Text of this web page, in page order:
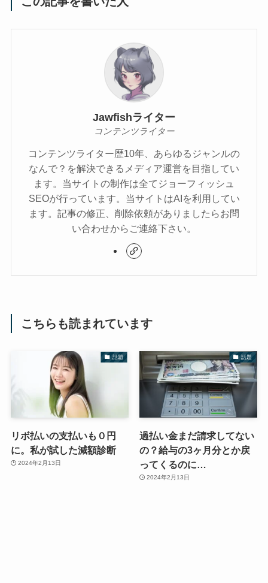
Jawfishライター
コンテンツライター
コンテンツライター歴10年、あらゆるジャンルの
なんで？を解決できるメディア運営を目指してい
ます。当サイトの制作は全てジョーフィッシュ
SEOが行っています。当サイトはAIを利用してい
ます。記事の修正、削除依頼がありましたらお問
い合わせからご連絡下さい。
こちらも読まれています
話題
リボ払いの支払いも０円
に。私が試した減額診断
2024年2月13日
話題
過払い金まだ請求してない
の？給与の3ヶ月分とか戻
ってくるのに…
2024年2月13日